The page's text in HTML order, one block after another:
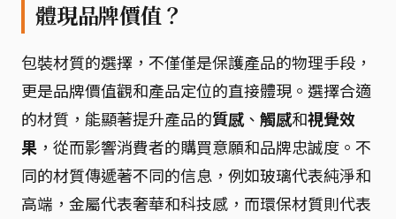
體現品牌價值？
包裝材質的選擇，不僅僅是保護產品的物理手段，
更是品牌價值觀和產品定位的直接體現。選擇合適
的材質，能顯著提升產品的質感、 觸感和視覺效
果 ，從而影響消費者的購買意願和品牌忠誠度。不
同的材質傳遞著不同的信息，例如玻璃代表純淨和
高端，金屬代表奢華和科技感，而環保材質則代表